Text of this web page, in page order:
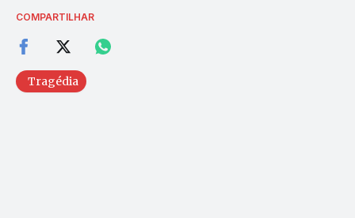
COMPARTILHAR
Tragédia